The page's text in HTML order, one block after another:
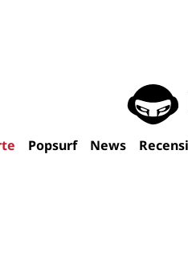
Popsurf News